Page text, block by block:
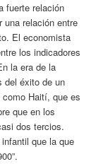
fuerte relación
relación entre
El economista
los indicadores
la era de la
del éxito de un
Haití, que es
que en los
dos tercios.
que la que